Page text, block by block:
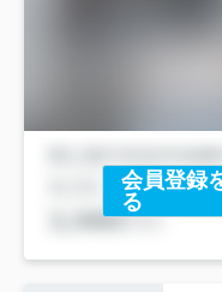
会員登録
る